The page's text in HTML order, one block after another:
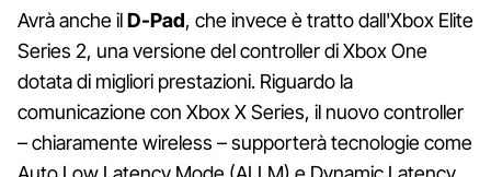
Avrà anche ilD-Pad, che invece è tratto dall'Xbox Elite
Series 2, una versione del controller di Xbox One
dotata di migliori prestazioni. Riguardo la
comunicazione con Xbox X Series, il nuovo controller
– chiaramente wireless – supporterà tecnologie come